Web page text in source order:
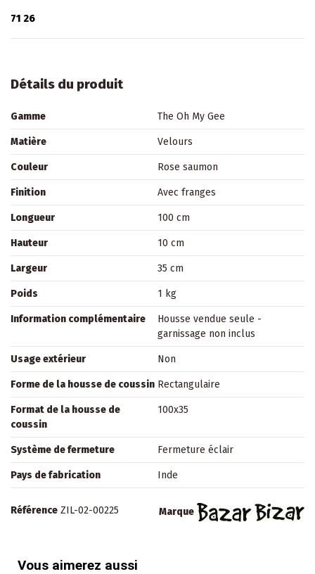
71 26
Détails du produit
Gamme The Oh My Gee
Matière Velours
Couleur Rose saumon
Finition Avec franges
Longueur 100 cm
Hauteur 10 cm
Largeur 35 cm
Poids 1 kg
Information complémentaire
Housse vendue seule -
garnissage non inclus
Usage extérieur Non
Forme de la housse de coussin Rectangulaire
Format de la housse de
coussin
100x35
Système de fermeture Fermeture éclair
Pays de fabrication Inde
Marque
Référence ZIL-02-00225
Vous aimerez aussi